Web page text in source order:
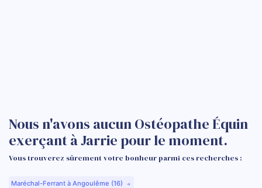
Nous n'avons aucun Ostéopathe Équin
exerçant à Jarrie pour le moment.
Vous trouverez sûrement votre bonheur parmi ces recherches :
Maréchal-Ferrant à Angoulême (16)